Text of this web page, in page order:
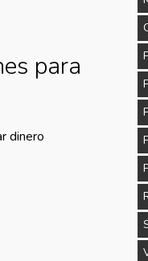
para
dinero